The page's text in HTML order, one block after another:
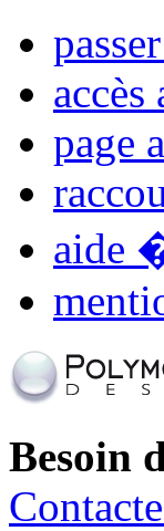
page
aide
Besoin